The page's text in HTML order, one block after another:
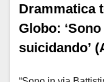
Drammatica
Globo:
suicidando’